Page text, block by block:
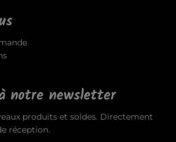
notre newsletter
produits et soldes. Directement
réception.